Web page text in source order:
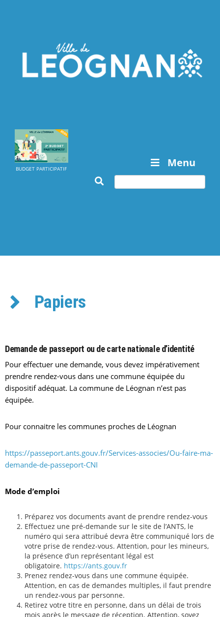
BUDGET PARTICIPATIF Menu
Papiers
Demande de passeport ou de carte nationale d’identité
Pour effectuer une demande, vous devez impérativement
prendre rendez-vous dans une commune équipée du
dispositif adéquat. La commune de Léognan n’est pas
équipée.
Pour connaitre les communes proches de Léognan
https://passeport.ants.gouv.fr/Services-associes/Ou-faire-ma-
demande-de-passeport-CNI
Mode d’emploi
Préparez vos documents avant de prendre rendez-vous
Effectuez une pré-demande sur le site de l’ANTS, le
numéro qui sera attribué devra être communiqué lors de
votre prise de rendez-vous. Attention, pour les mineurs,
la présence d’un représentant légal est
obligatoire. https://ants.gouv.fr
Prenez rendez-vous dans une commune équipée.
Attention, en cas de demandes multiples, il faut prendre
un rendez-vous par personne.
Retirez votre titre en personne, dans un délai de trois
mois après le message de réception. Attention, soyez